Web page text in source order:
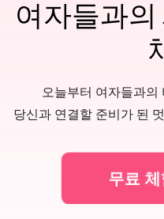
여자들과의
오늘부터 여자들과의
당신과 연결할 준비가 된
무료